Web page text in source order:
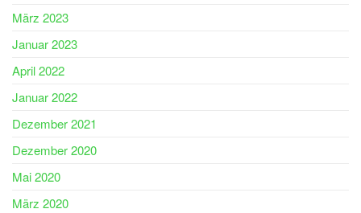
März 2023
Januar 2023
April 2022
Januar 2022
Dezember 2021
Dezember 2020
Mai 2020
März 2020